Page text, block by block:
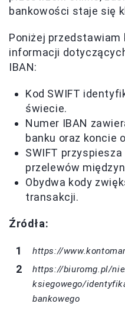
bankowości staje się
Poniżej przedstawiam
informacji
IBAN:
Kod SWIFT
świecie.
Numer IBAN
banku oraz koncie
SWIFT
przelewów
Obydwa kody
transakcji.
Źródła:
https://
https://biuromg.pl/
ksiegowego/
bankowego